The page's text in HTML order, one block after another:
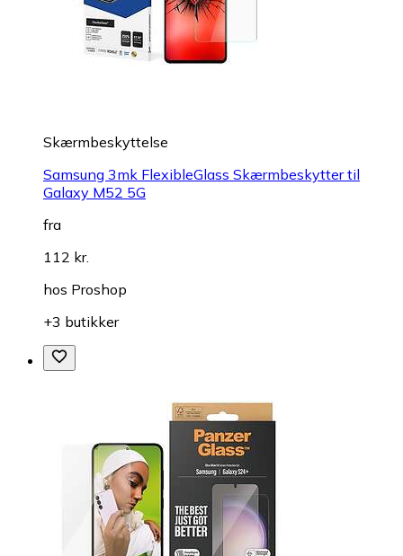
Skærmbeskyttelse
Samsung 3mk FlexibleGlass Skærmbeskytter til
Galaxy M52 5G
fra
112 kr.
hos Proshop
+3 butikker